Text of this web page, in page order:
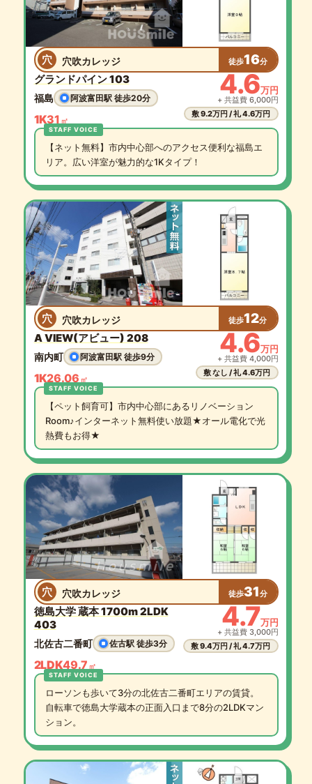
穴 穴吹カレッジ 徒歩16分
グランドパイン 103
福島 阿波富田駅 徒歩20分
1K31 ㎡
4.6万円
+ 共益費 6,000円
敷 9.2万円 / 礼 4.6万円
【ネット無料】市内中心部へのアクセス便利な福島エ
リア。広い洋室が魅力的な1Kタイプ！
穴 穴吹カレッジ 徒歩12分
A VIEW(アビュー) 208
南内町 阿波富田駅 徒歩9分
1K26.06 ㎡
4.6万円
+ 共益費 4,000円
敷 なし / 礼 4.6万円
【ペット飼育可】市内中心部にあるリノベーション
Room♪インターネット無料使い放題★オール電化で光
熱費もお得★
穴 穴吹カレッジ 徒歩31分
徳島大学 蔵本 1700m 2LDK
403
北佐古二番町 佐古駅 徒歩3分
2LDK49.7 ㎡
4.7万円
+ 共益費 3,000円
敷 9.4万円 / 礼 4.7万円
ローソンも歩いて3分の北佐古二番町エリアの賃貸。
自転車で徳島大学蔵本の正面入口まで8分の2LDKマン
ション。